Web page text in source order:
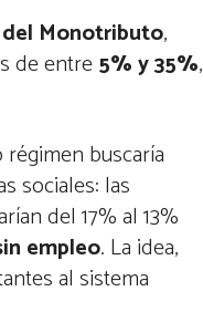
Monotributo,
de entre5% y 35%,
régimen buscaría
sociales: las
del 17% al 13%
empleo. La idea,
al sistema